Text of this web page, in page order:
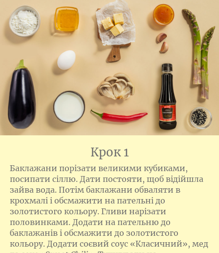
Крок 1
Баклажани порізати великими кубиками,
посипати сіллю. Дати постояти, щоб відійшла
зайва вода. Потім баклажани обваляти в
крохмалі і обсмажити на пательні до
золотистого кольору. Гливи нарізати
половинками. Додати на пательню до
баклажанів і обсмажити до золотистого
кольору. Додати соєвий соус «Класичний», мед